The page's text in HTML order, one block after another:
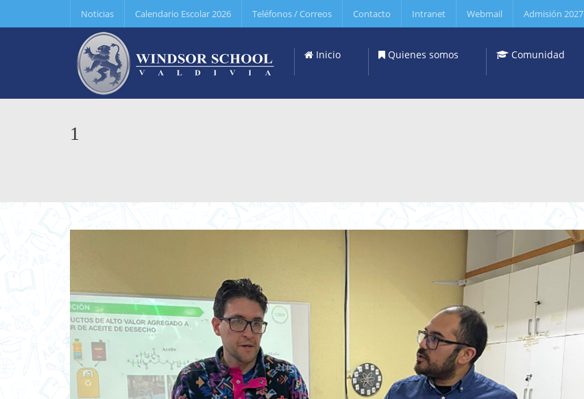
Noticias Calendario Escolar 2026 Teléfonos / Correos Contacto Intranet Webmail Admisión 2027
Inicio Quienes somos Comunidad
1